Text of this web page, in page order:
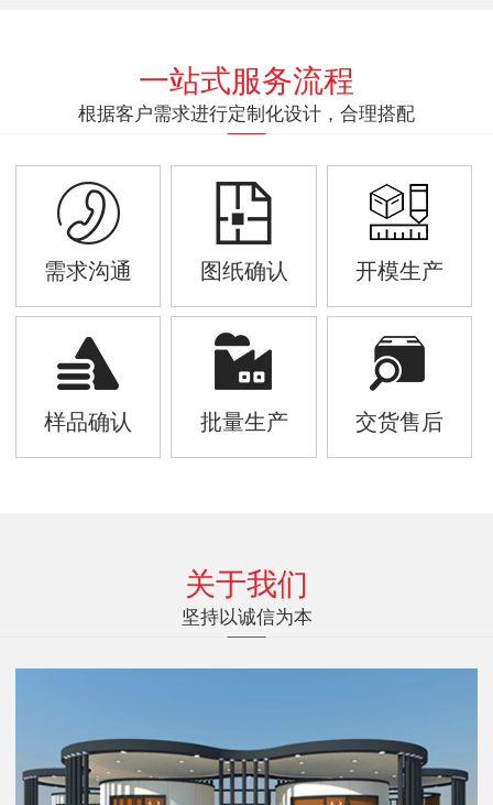
一站式服务流程
根据客户需求进行定制化设计，合理搭配
需求沟通 图纸确认 开模生产
样品确认 批量生产 交货售后
关于我们
坚持以诚信为本